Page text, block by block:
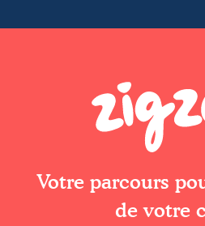
Votre parcours
de votre